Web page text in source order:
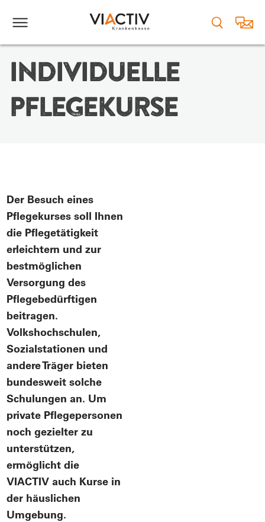
INDIVIDUELLE
PFLEGEKURSE
Der Besuch eines
Pflegekurses soll Ihnen
die Pflegetätigkeit
erleichtern und zur
bestmöglichen
Versorgung des
Pflegebedürftigen
beitragen.
Volkshochschulen,
Sozialstationen und
andere Träger bieten
bundesweit solche
Schulungen an. Um
private Pflegepersonen
noch gezielter zu
unterstützen,
ermöglicht die
VIACTIV auch Kurse in
der häuslichen
Umgebung.